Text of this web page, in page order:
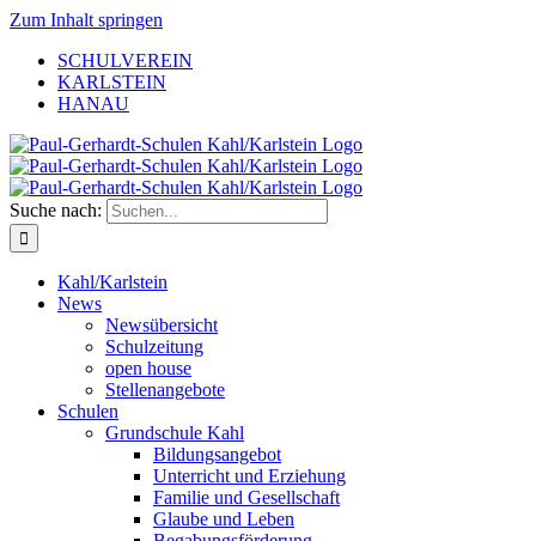
Zum Inhalt springen
SCHULVEREIN
KARLSTEIN
HANAU
Suche nach:
Kahl/Karlstein
News
Newsübersicht
Schulzeitung
open house
Stellenangebote
Schulen
Grundschule Kahl
Bildungsangebot
Unterricht und Erziehung
Familie und Gesellschaft
Glaube und Leben